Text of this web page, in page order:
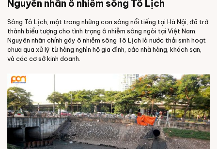
Nguyên nhân ô nhiễm sông Tô Lịch
Sông Tô Lịch, một trong những con sông nổi tiếng tại Hà Nội, đã trở
thành biểu tượng cho tình trạng ô nhiễm sông ngòi tại Việt Nam.
Nguyên nhân chính gây ô nhiễm sông Tô Lịch là nước thải sinh hoạt
chưa qua xử lý từ hàng nghìn hộ gia đình, các nhà hàng, khách sạn,
và các cơ sở kinh doanh.